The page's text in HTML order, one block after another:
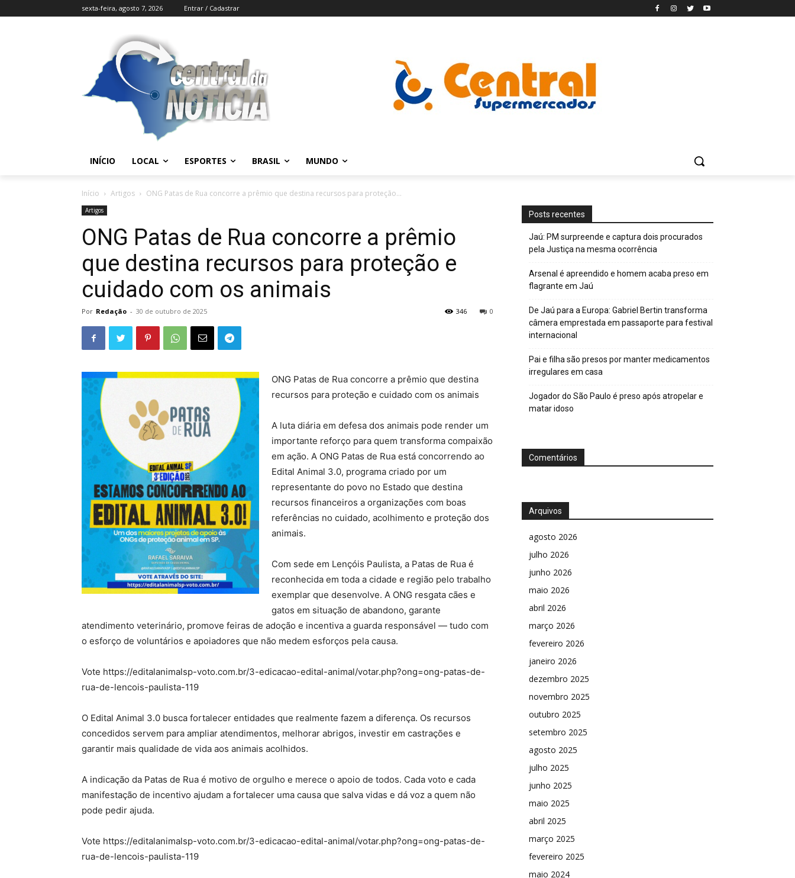
sexta-feira, agosto 7, 2026 Entrar / Cadastrar
INÍCIO LOCAL ESPORTES BRASIL MUNDO
Início Artigos ONG Patas de Rua concorre a prêmio que destina recursos para proteção...
Artigos
ONG Patas de Rua concorre a prêmio
que destina recursos para proteção e
cuidado com os animais
Por Redação - 30 de outubro de 2025 0
346
ONG Patas de Rua concorre a prêmio que destina
recursos para proteção e cuidado com os animais
A luta diária em defesa dos animais pode render um
importante reforço para quem transforma compaixão
em ação. A ONG Patas de Rua está concorrendo ao
Edital Animal 3.0, programa criado por um
representante do povo no Estado que destina
recursos financeiros a organizações com boas
referências no cuidado, acolhimento e proteção dos
animais.
Com sede em Lençóis Paulista, a Patas de Rua é
reconhecida em toda a cidade e região pelo trabalho
exemplar que desenvolve. A ONG resgata cães e
gatos em situação de abandono, garante
atendimento veterinário, promove feiras de adoção e incentiva a guarda responsável — tudo com
o esforço de voluntários e apoiadores que não medem esforços pela causa.
Vote https://editalanimalsp-voto.com.br/3-edicacao-edital-animal/votar.php?ong=ong-patas-de-
rua-de-lencois-paulista-119
O Edital Animal 3.0 busca fortalecer entidades que realmente fazem a diferença. Os recursos
concedidos servem para ampliar atendimentos, melhorar abrigos, investir em castrações e
garantir mais qualidade de vida aos animais acolhidos.
A indicação da Patas de Rua é motivo de orgulho e merece o apoio de todos. Cada voto e cada
manifestação de incentivo ajudam a fortalecer uma causa que salva vidas e dá voz a quem não
pode pedir ajuda.
Vote https://editalanimalsp-voto.com.br/3-edicacao-edital-animal/votar.php?ong=ong-patas-de-
rua-de-lencois-paulista-119
Posts recentes
Jaú: PM surpreende e captura dois procurados
pela Justiça na mesma ocorrência
Arsenal é apreendido e homem acaba preso em
flagrante em Jaú
De Jaú para a Europa: Gabriel Bertin transforma
câmera emprestada em passaporte para festival
internacional
Pai e filha são presos por manter medicamentos
irregulares em casa
Jogador do São Paulo é preso após atropelar e
matar idoso
Comentários
Arquivos
agosto 2026
julho 2026
junho 2026
maio 2026
abril 2026
março 2026
fevereiro 2026
janeiro 2026
dezembro 2025
novembro 2025
outubro 2025
setembro 2025
agosto 2025
julho 2025
junho 2025
maio 2025
abril 2025
março 2025
fevereiro 2025
maio 2024